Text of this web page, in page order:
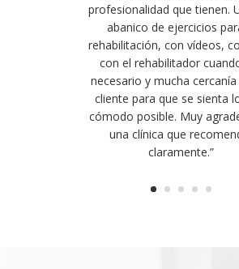
profesionalidad que tienen.
abanico de ejercicios
rehabilitación, con vídeos,
con el rehabilitador
necesario y mucha
cliente para que se sienta
cómodo posible. Muy
una clínica que
claramente.”